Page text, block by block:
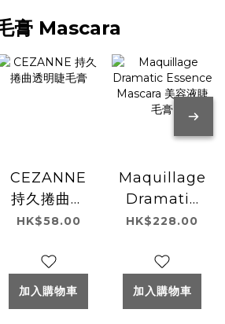
膏 Mascara
CEZANNE
持久捲曲透
明睫毛膏
HK$58.00
加入購物車
Maquillage
Dramatic
Essence
容液睫毛膏
HK$228.00
加入購物車